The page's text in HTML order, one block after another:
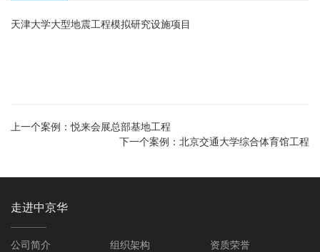
天津大学大型地震工程模拟研究设施项目
上一个案例：悦来会展总部基地工程
下一个案例： 北京交通大学综合体育馆工程
走进中京华
公司简介 组织架构 资质荣誉